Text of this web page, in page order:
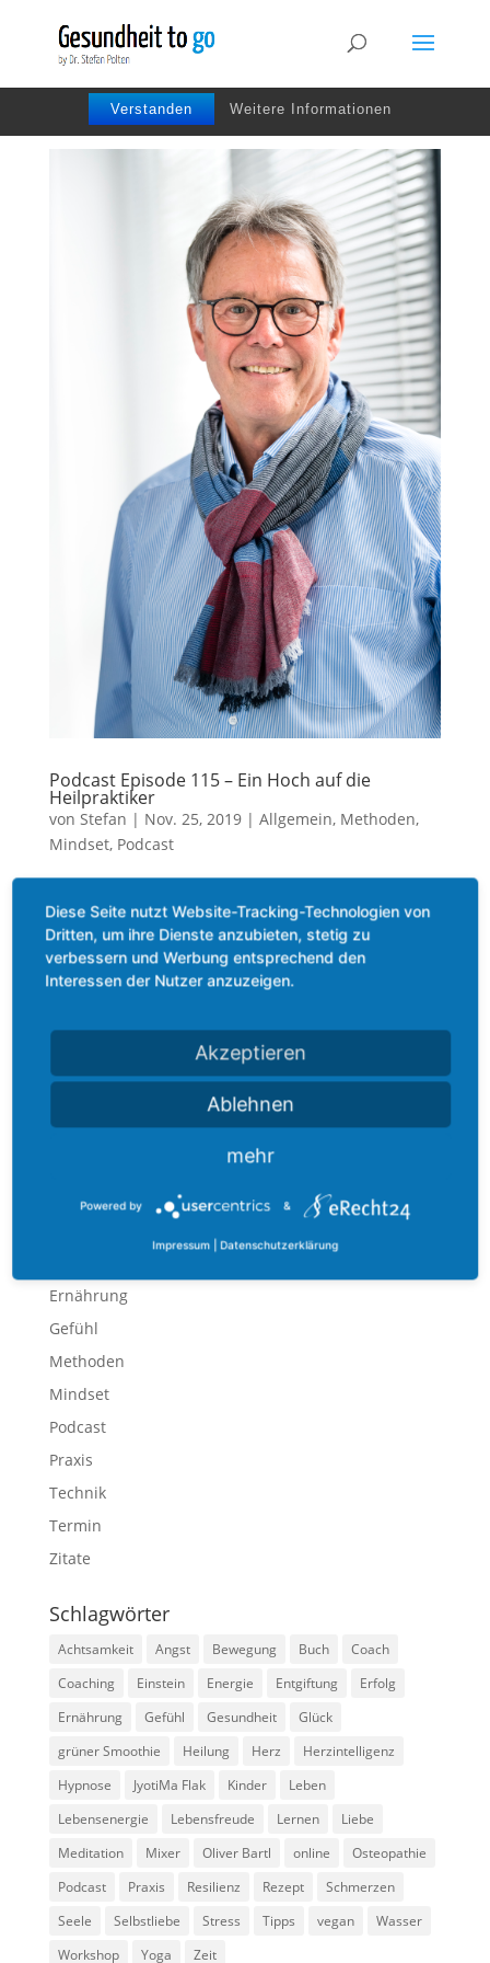
Wir benutzen Cookies um die Nutzerfreundlichkeit
der Webseite zu verbessen. Durch Deinen Besuch
Verstanden Weitere Informationen
Podcast Episode 115 – Ein Hoch auf die
Heilpraktiker
von Stefan | Nov. 25, 2019| Allgemein, Methoden,
Mindset, Podcast
Hoch auf die Heilpraktiker“. In der heutigen Podcast-
Episode spricht Marret Vögler-Mallok mit Lothar
Ursinus, seines Zeíchens einer der führenden
Heilpraktiker in Deutschland. Lothar hat nicht nur
Allgemein
Ernährung
Gefühl
Methoden
Mindset
Podcast
Praxis
Technik
Termin
Zitate
Schlagwörter
Achtsamkeit Angst Bewegung Buch
Coach
Coaching
Einstein Energie Entgiftung
Erfolg
Ernährung
Gefühl Gesundheit
Glück
grüner Smoothie
Heilung Herz
Herzintelligenz
Hypnose
JyotiMa Flak Kinder
Leben
Lebensenergie
Lebensfreude Lernen
Liebe
Meditation
Mixer Oliver Bartl online
Osteopathie
Podcast
Praxis Resilienz Rezept
Schmerzen
Seele
Selbstliebe Stress Tipps vegan
Wasser
Workshop
Yoga Zeit
Diese Seite nutzt Website-Tracking-Technologien von
Dritten, um ihre Dienste anzubieten, stetig zu
verbessern und Werbung entsprechend den
Interessen der Nutzer anzuzeigen.
Akzeptieren
Ablehnen
mehr
Powered by &
Impressum Datenschutzerklärung